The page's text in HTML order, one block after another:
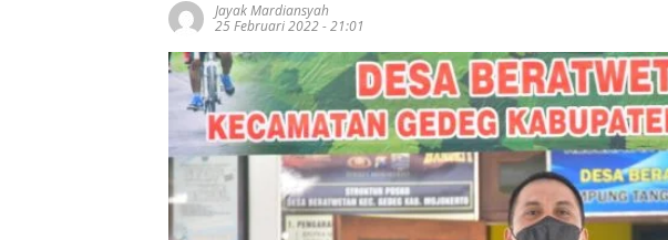
Jayak Mardiansyah
25 Februari 2022 - 21:01